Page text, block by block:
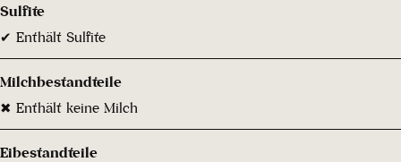
Sulfite
✔ Enthält Sulfite
Milchbestandteile
✖ Enthält keine Milch
Eibestandteile